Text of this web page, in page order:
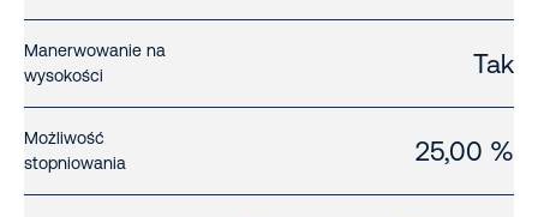
Manerwowanie na
wysokości
Tak
Możliwość
stopniowania
25,00 %